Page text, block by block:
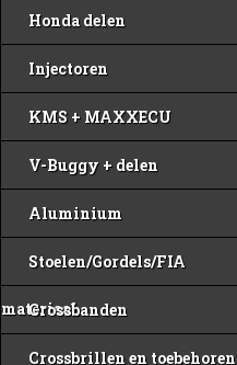
Honda delen
Injectoren
KMS + MAXXECU
V-Buggy + delen
Aluminium
Stoelen/Gordels/FIA
materiaal
Crossbanden
Crossbrillen en toebehoren